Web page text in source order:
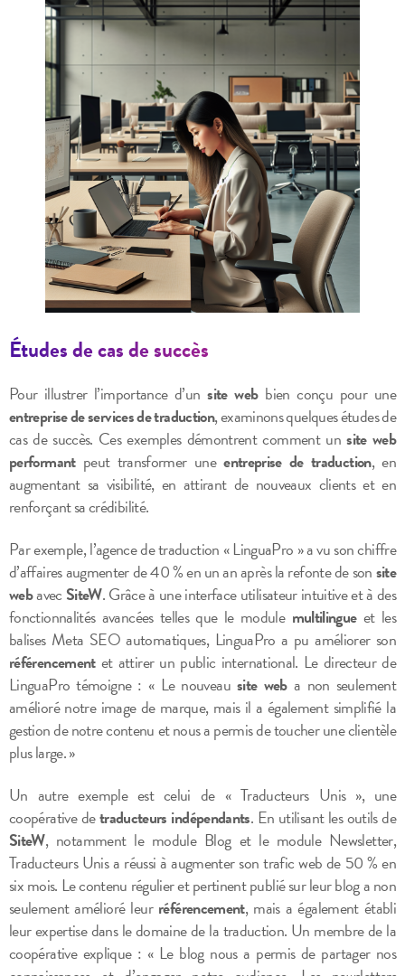
Études de cas de succès
Pour illustrer l’importance d’unsite webbien conçu pour une
entreprise de services de traduction, examinons quelques études de
cas de succès. Ces exemples démontrent comment unsite web
performantpeut transformer uneentreprise de traduction, en
augmentant sa visibilité, en attirant de nouveaux clients et en
renforçant sa crédibilité.
Par exemple, l’agence de traduction « LinguaPro » a vu son chiffre
d’affaires augmenter de 40 % en un an après la refonte de sonsite
webavec SiteW. Grâce à une interface utilisateur intuitive et à des
fonctionnalités avancées telles que le module multilingueet les
balises Meta SEO automatiques, LinguaPro a pu améliorer son
référencementet attirer un public international. Le directeur de
LinguaPro témoigne : « Le nouveausite weba non seulement
amélioré notre image de marque, mais il a également simplifié la
gestion de notre contenu et nous a permis de toucher une clientèle
plus large. »
Un autre exemple est celui de « Traducteurs Unis », une
coopérative detraducteurs indépendants. En utilisant les outils de
SiteW, notamment le module Blog et le module Newsletter,
Traducteurs Unis a réussi à augmenter son trafic web de 50 % en
six mois. Le contenu régulier et pertinent publié sur leur blog a non
seulement amélioré leur référencement, mais a également établi
leur expertise dans le domaine de la traduction. Un membre de la
coopérative explique : « Le blog nous a permis de partager nos